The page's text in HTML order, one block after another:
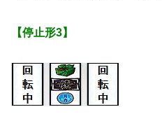
【停止形3】